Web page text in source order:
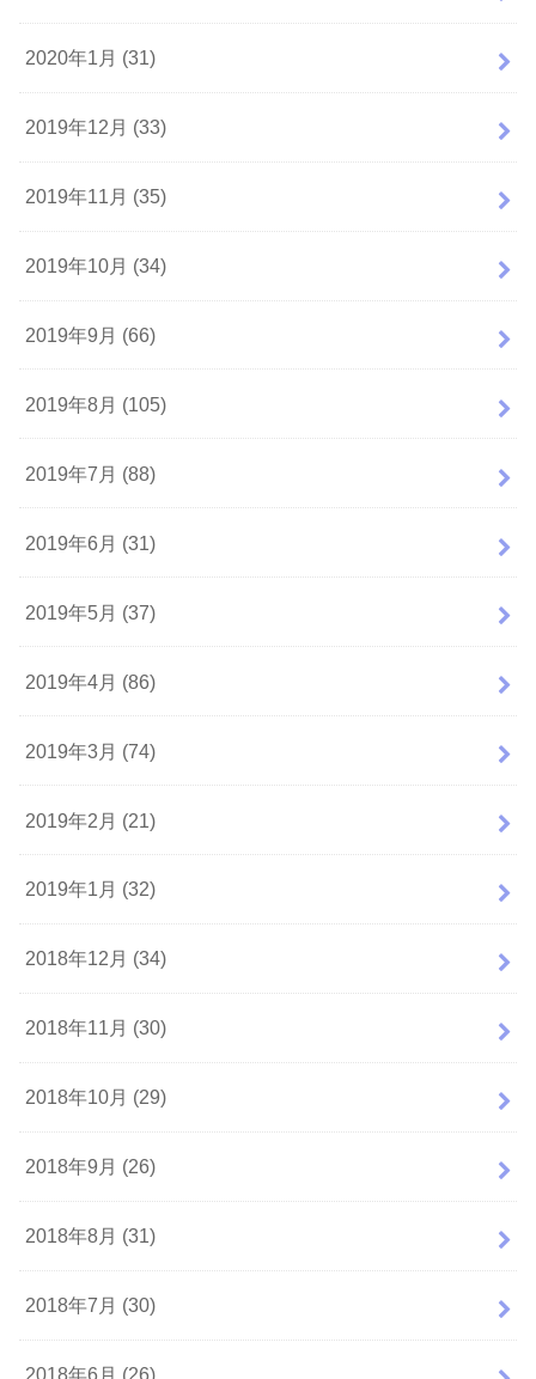
2020年1月 (31)
2019年12月 (33)
2019年11月 (35)
2019年10月 (34)
2019年9月 (66)
2019年8月 (105)
2019年7月 (88)
2019年6月 (31)
2019年5月 (37)
2019年4月 (86)
2019年3月 (74)
2019年2月 (21)
2019年1月 (32)
2018年12月 (34)
2018年11月 (30)
2018年10月 (29)
2018年9月 (26)
2018年8月 (31)
2018年7月 (30)
2018年6月 (26)